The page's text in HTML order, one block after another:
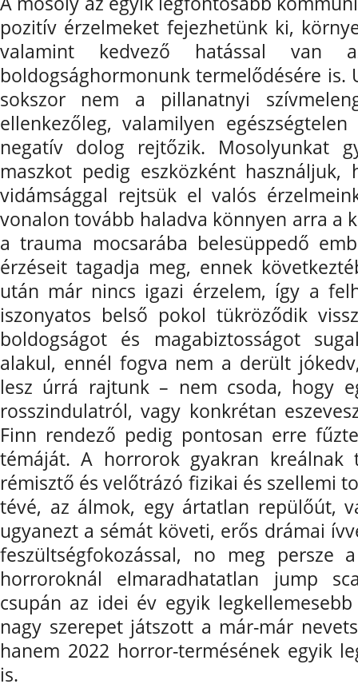
pozitív érzelmeket fejezhetünk ki,
valamint kedvező hatással van
boldogsághormonunk termelődésére
sokszor nem a pillanatnyi
ellenkezőleg, valamilyen
negatív dolog rejtőzik. Mosolyunkat
maszkot pedig eszközként
vidámsággal rejtsük el valós
vonalon tovább haladva könnyen arra a
a trauma mocsarába belesüppedő
érzéseit tagadja meg, ennek
után már nincs igazi érzelem, így a
iszonyatos belső pokol tükröződik
boldogságot és magabiztosságot
alakul, ennél fogva nem a derült
lesz úrrá rajtunk – nem csoda, hogy
rosszindulatról, vagy konkrétan
Finn rendező pedig pontosan erre
témáját. A horrorok gyakran kreálnak
rémisztő és velőtrázó fizikai és szellemi
tévé, az álmok, egy ártatlan repülőút,
ugyanezt a sémát követi, erős drámai
feszültségfokozással, no meg persze
horroroknál elmaradhatatlan jump
csupán az idei év egyik
nagy szerepet játszott a már-már
hanem 2022 horror-termésének egyik
is.